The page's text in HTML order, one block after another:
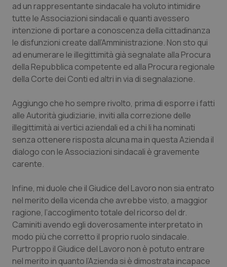
Emilia-Romagna
Friuli Venezia Giulia
Lazio
Lombardia
Marche
Piemonte
Provincia Autonoma di Bolzano
Provincia Autonoma di Trento
Colesterolo & coronaropatie
Dermatite Atopica
Diabete & glucometri
Dolore
Donna & Salute
HIV
Infezioni & Febbre
Ipertensione & Scompenso
ad un rappresentante sindacale ha voluto intimidire
tutte le Associazioni sindacali e quanti avessero
intenzione di portare a conoscenza della cittadinanza
le disfunzioni create dall’Amministrazione. Non sto qui
ad enumerare le illegittimità già segnalate alla Procura
della Repubblica competente ed alla Procura regionale
della Corte dei Conti ed altri in via di segnalazione.
Aggiungo che ho sempre rivolto, prima di esporre i fatti
alle Autorità giudiziarie, inviti alla correzione delle
illegittimità ai vertici aziendali ed a chi li ha nominati
senza ottenere risposta alcuna ma in questa Azienda il
dialogo con le Associazioni sindacali è gravemente
carente.
Infine, mi duole che il Giudice del Lavoro non sia entrato
nel merito della vicenda che avrebbe visto, a maggior
ragione, l’accoglimento totale del ricorso del dr.
Caminiti avendo egli doverosamente interpretato in
modo più che corretto il proprio ruolo sindacale.
Purtroppo il Giudice del Lavoro non è potuto entrare
nel merito in quanto l’Azienda si è dimostrata incapace